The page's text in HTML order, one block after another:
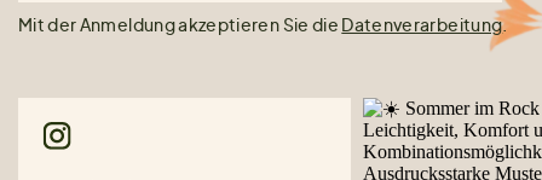
Mit der Anmeldung akzeptieren Sie die Datenverarbeitung.